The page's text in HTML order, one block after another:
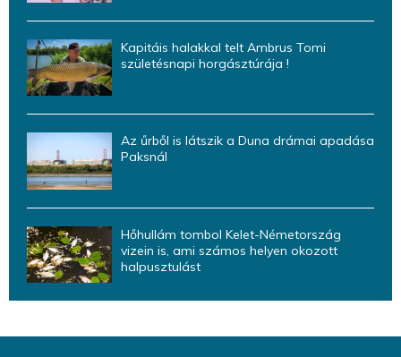
Kapitáis halakkal telt Ambrus Tomi
születésnapi horgásztúrája !
Az űrből is látszik a Duna drámai apadása
Paksnál
Hőhullám tombol Kelet-Németország
vizein is, ami számos helyen okozott
halpusztulást